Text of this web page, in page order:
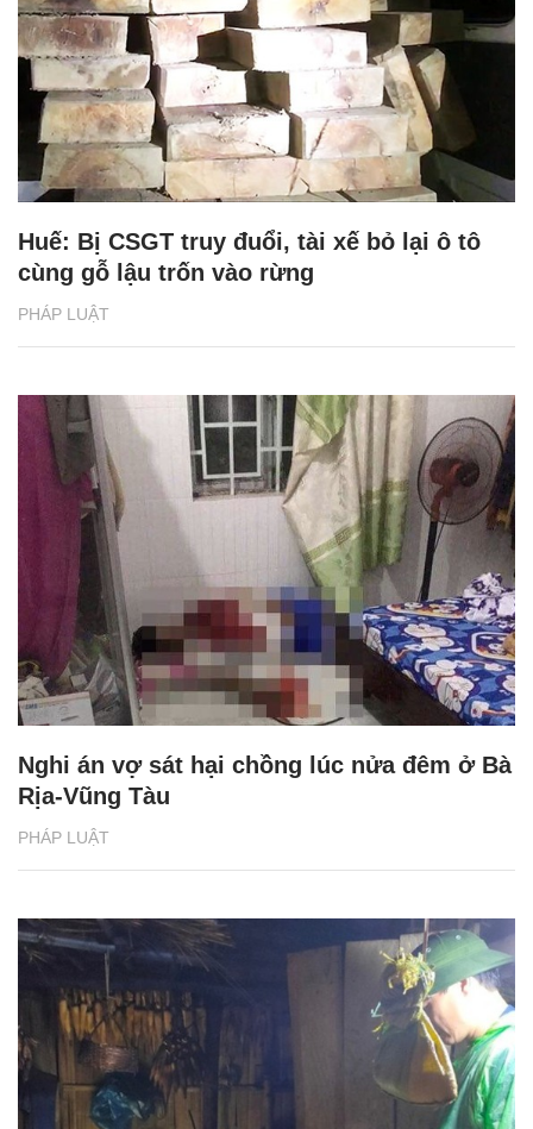
PHÁP LUẬT
Huế: Bị CSGT truy đuổi, tài xế bỏ lại ô tô
cùng gỗ lậu trốn vào rừng
PHÁP LUẬT
Nghi án vợ sát hại chồng lúc nửa đêm ở Bà
Rịa-Vũng Tàu